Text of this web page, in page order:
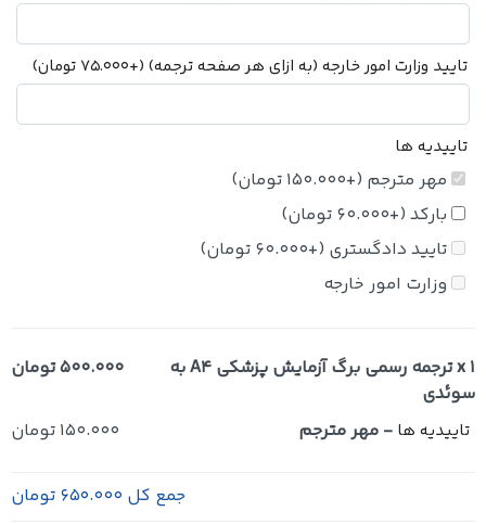
تایید وزارت امور خارجه (به ازای هر صفحه ترجمه)(+
75.000تومان)
تاییدیه ها
مهر مترجم(+
150.000تومان)
بارکد(+
60.000تومان)
تایید دادگستری(+
60.000تومان)
وزارت امور خارجه
x 1
ترجمه رسمی برگ آزمایش پزشکی A4 به
سوئدی
500.000 تومان
تاییدیه ها-مهر مترجم 150.000 تومان
جمع کل650.000 تومان